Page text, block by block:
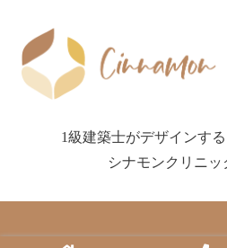
1級建築士がデザインす
シナモンクリニッ